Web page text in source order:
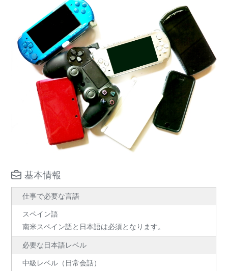
基本情報
仕事で必要な言語
スペイン語
南米スペイン語と日本語は必須となります。
必要な日本語レベル
中級レベル（日常会話）